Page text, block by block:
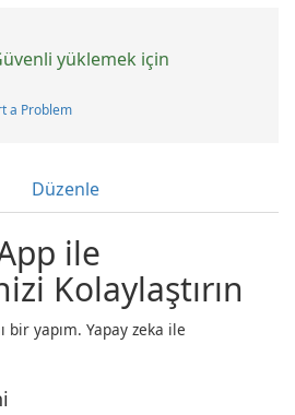
yüklemek için
a Problem
Düzenle
ile
Kolaylaştırın
bir yapım. Yapay zeka ile